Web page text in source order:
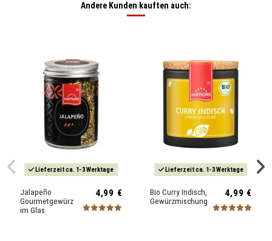
Andere Kunden kauften auch:
Lieferzeit ca. 1-3 Werktage
Jalapeño
Gourmetgewürz
im Glas
4,99 €
Lieferzeit ca. 1-3 Werktage
Bio Curry Indisch,
Gewürzmischung
4,99 €